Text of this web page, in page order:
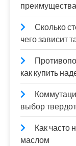
Сколько
чего зависит
как купить
выбор
Как часто
маслом